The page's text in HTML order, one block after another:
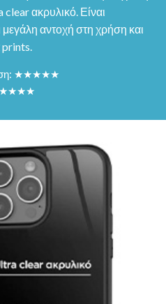
ακρυλικό. Είναι
μεγάλη αντοχή στη χρήση και
prints.
★★★★★
★★★★★